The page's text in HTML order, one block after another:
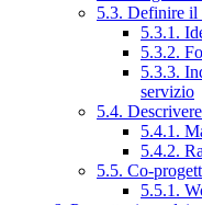
5.3. Definire il
5.3.1.
5.3.2.
5.3.3.
servizio
5.4.
5.4.1.
5.4.2.
5.5. Co-
5.5.1.